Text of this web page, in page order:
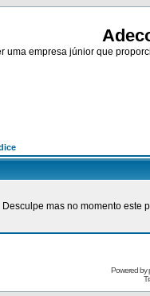
uma empresa júnior que
Desculpe mas no momento este
Powered by